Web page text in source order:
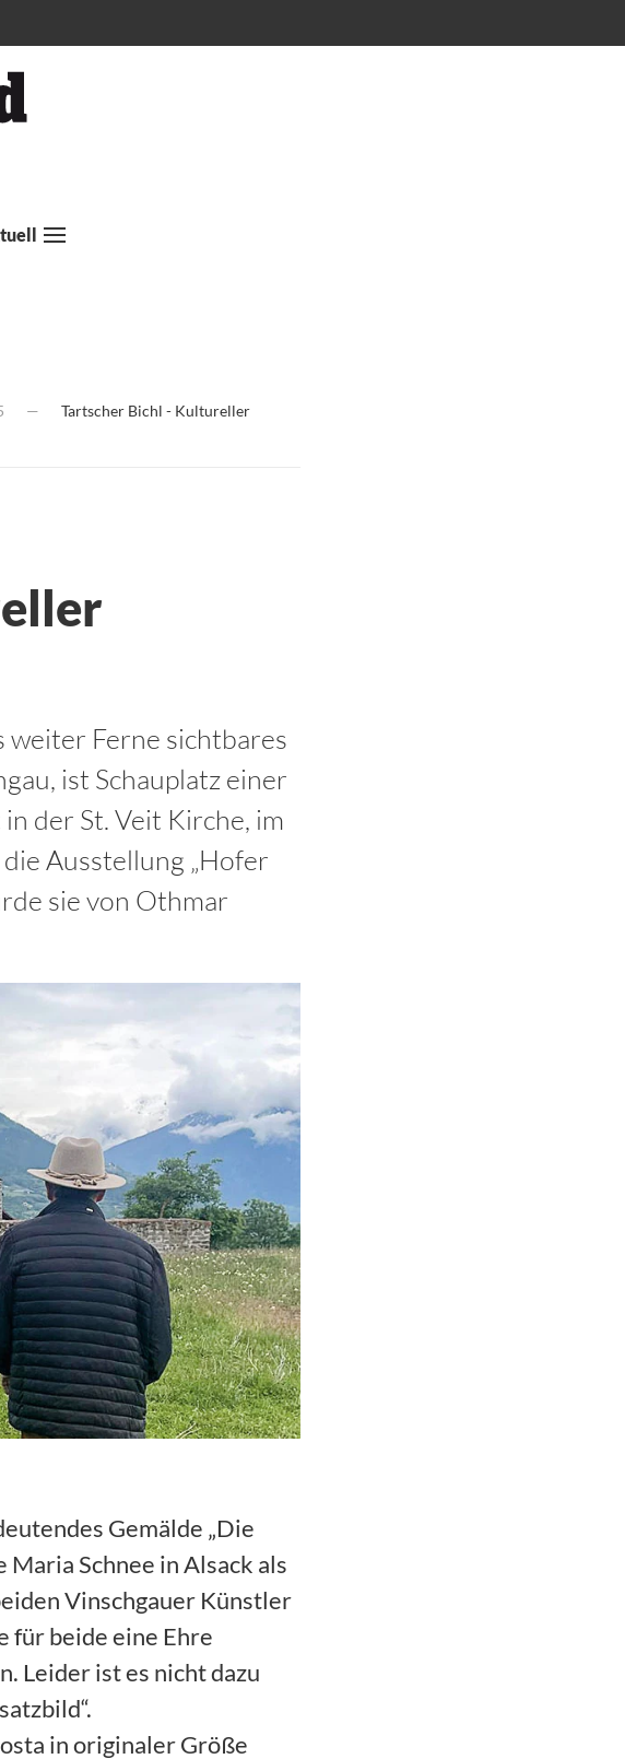
Tartscher Bichl - Kultureller
weiter Ferne sichtbares
ist Schauplatz einer
der St. Veit Kirche, im
Ausstellung „Hofer
sie von Othmar
Gemälde „Die
Schnee in Alsack als
Vinschgauer Künstler
für beide eine Ehre
Leider ist es nicht dazu
in originaler Größe